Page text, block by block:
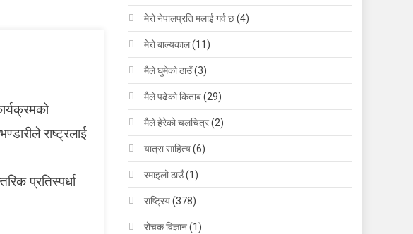
राष्ट्रलाई
प्रतिस्पर्धा
मेरो नेपालप्रति मलाई गर्व छ(4)
मेरो बाल्यकाल(11)
मैले घुमेको ठाउँ(3)
मैले पढेको किताब(29)
मैले हेरेको चलचित्र(2)
यात्रा साहित्य(6)
रमाइलो ठाउँ(1)
राष्ट्रिय(378)
रोचक विज्ञान(1)